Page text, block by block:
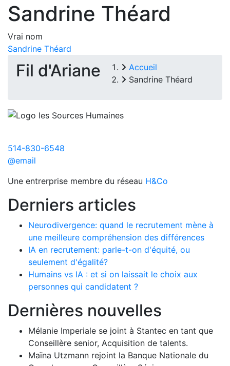
Sandrine Théard
Vrai nom
Sandrine Théard
Fil d'Ariane
Accueil
Sandrine Théard
514-830-6548
@email
Une entrerprise membre du réseau H&Co
Derniers articles
Neurodivergence: quand le recrutement mène à
une meilleure compréhension des différences
IA en recrutement: parle-t-on d'équité, ou
seulement d'égalité?
Humains vs IA : et si on laissait le choix aux
personnes qui candidatent ?
Dernières nouvelles
Mélanie Imperiale se joint à Stantec en tant que
Conseillère senior, Acquisition de talents.
Maïna Utzmann rejoint la Banque Nationale du